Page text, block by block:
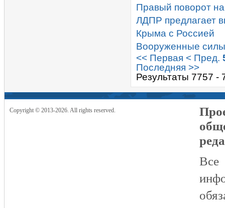
Правый поворот
ЛДПР предлагает
Крыма с Россией
Вооруженные силы
<< Первая < Пред.
Последняя >>
Результаты 7757 -
Copyright © 2013-2026. All rights reserved.